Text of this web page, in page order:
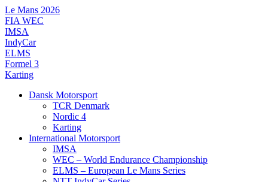
Videre
til
indhold
Le Mans 2026
FIA WEC
IMSA
IndyCar
ELMS
Formel 3
Karting
Dansk Motorsport
TCR Denmark
Nordic 4
Karting
International Motorsport
IMSA
WEC – World Endurance Championship
ELMS – European Le Mans Series